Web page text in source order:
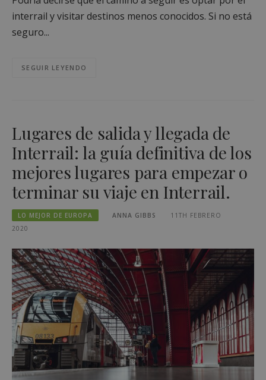
interrail y visitar destinos menos conocidos. Si no está
seguro...
SEGUIR LEYENDO
Lugares de salida y llegada de
Interrail: la guía definitiva de los
mejores lugares para empezar o
terminar su viaje en Interrail.
LO MEJOR DE EUROPA ANNA GIBBS
11TH FEBRERO
2020